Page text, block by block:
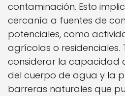
contaminación. Esto
cercanía a fuentes de
potenciales, como
agrícolas o residenciales.
considerar la capacidad
del cuerpo de agua y la
barreras naturales que